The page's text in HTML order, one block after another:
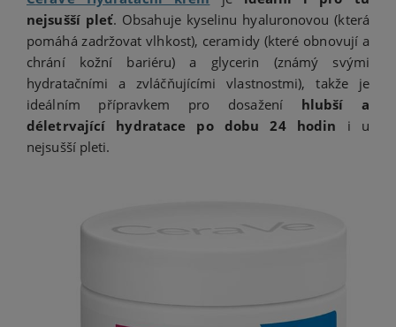
nejsušší pleť. Obsahuje kyselinu hyaluronovou (která
pomáhá zadržovat vlhkost), ceramidy (které obnovují a
chrání kožní bariéru) a glycerin (známý svými
hydratačními a zvláčňujícími vlastnostmi), takže je
ideálním přípravkem pro dosažení hlubší a
déletrvající hydratace po dobu 24 hodin i u
nejsušší pleti.